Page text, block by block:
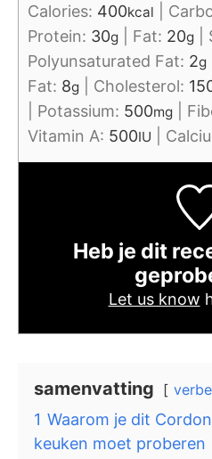
Calories: 400kcal
Protein: 30g Fat: 20g
Polyunsaturated Fat: 2g
Fat: 8g Cholesterol:
Potassium: 500mg
Vitamin A: 500IU
Heb je dit
Let us know
samenvatting
1 Waarom je dit
keuken moet proberen